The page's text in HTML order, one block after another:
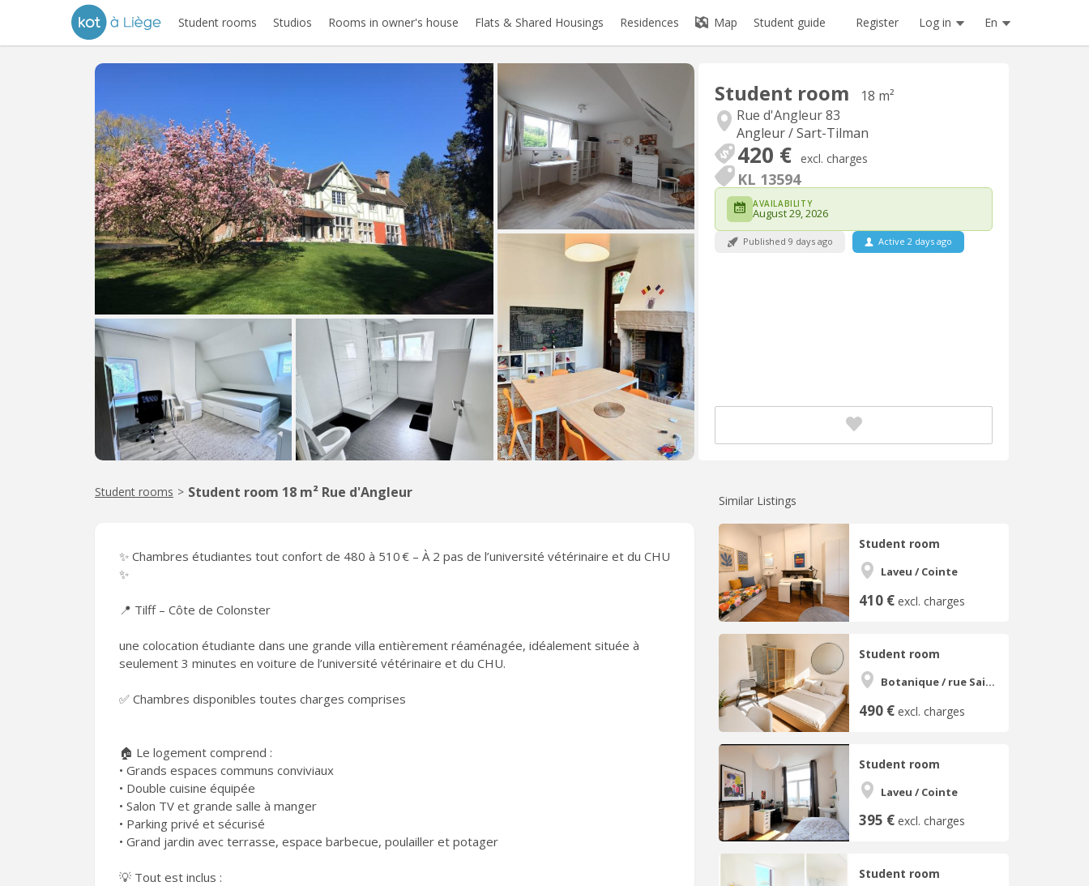
Student rooms Studios Rooms in owner's house Flats & Shared Housings Residences Map Student guide Register Log in En
Student room
18 m²
Rue d'Angleur 83
Angleur / Sart-Tilman
420 € excl. charges
KL 13594
AVAILABILITY
August 29, 2026
Published 9 days ago Active 2 days ago
Similar Listings
Student room
Laveu / Cointe
410 € excl. charges
Student room
Botanique / rue Saint-Gilles / Jonfosse
490 € excl. charges
Student room
Laveu / Cointe
395 € excl. charges
Student room
Student rooms > Student room 18 m² Rue d'Angleur
✨ Chambres étudiantes tout confort de 480 à 510 € – À 2 pas de l’université vétérinaire et du CHU
✨
📍 Tilff – Côte de Colonster
une colocation étudiante dans une grande villa entièrement réaménagée, idéalement située à
seulement 3 minutes en voiture de l’université vétérinaire et du CHU.
✅ Chambres disponibles toutes charges comprises
🏠 Le logement comprend :
• Grands espaces communs conviviaux
• Double cuisine équipée
• Salon TV et grande salle à manger
• Parking privé et sécurisé
• Grand jardin avec terrasse, espace barbecue, poulailler et potager
💡 Tout est inclus :